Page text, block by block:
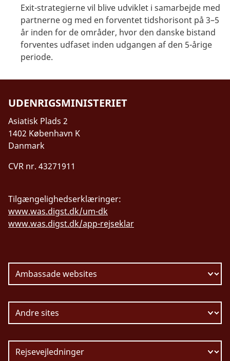
Exit-strategierne vil blive udviklet i samarbejde med
partnerne og med en forventet tidshorisont på 3–5
år inden for de områder, hvor den danske bistand
forventes udfaset inden udgangen af den 5-årige
periode.
UDENRIGSMINISTERIET
Asiatisk Plads 2
1402 København K
Danmark
CVR nr. 43271911
Tilgængelighedserklæringer:
www.was.digst.dk/um-dk
www.was.digst.dk/app-rejseklar